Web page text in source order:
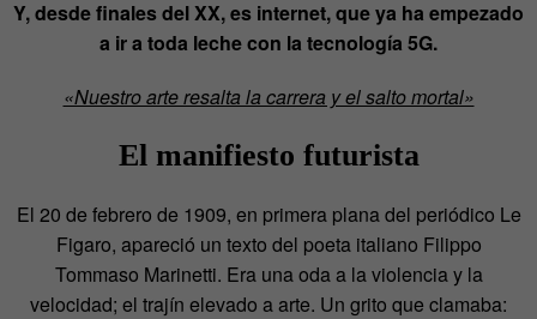
Y, desde finales del XX, es internet, que ya ha empezado
a ir a toda leche con la tecnología 5G.
«Nuestro arte resalta la carrera y el salto mortal»
El manifiesto futurista
El 20 de febrero de 1909, en primera plana del periódico Le
Figaro, apareció un texto del poeta italiano Filippo
Tommaso Marinetti. Era una oda a la violencia y la
velocidad; el trajín elevado a arte. Un grito que clamaba: